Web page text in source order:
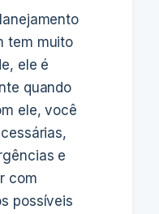
tem muito
ele é
quando
ele, você
e
com
possíveis